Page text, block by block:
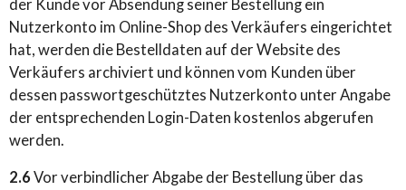
der Kunde vor Absendung seiner Bestellung ein
Nutzerkonto im Online-Shop des Verkäufers eingerichtet
hat, werden die Bestelldaten auf der Website des
Verkäufers archiviert und können vom Kunden über
dessen passwortgeschütztes Nutzerkonto unter Angabe
der entsprechenden Login-Daten kostenlos abgerufen
werden.
2.6 Vor verbindlicher Abgabe der Bestellung über das